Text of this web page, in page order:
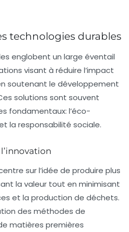
technologies durables
englobent un large éventail
visant à réduire l’impact
soutenant le développement
solutions sont souvent
fondamentaux: l’éco-
la responsabilité sociale.
sur l’idée de produire plus
la valeur tout en minimisant
et la production de déchets.
des méthodes de
matières premières